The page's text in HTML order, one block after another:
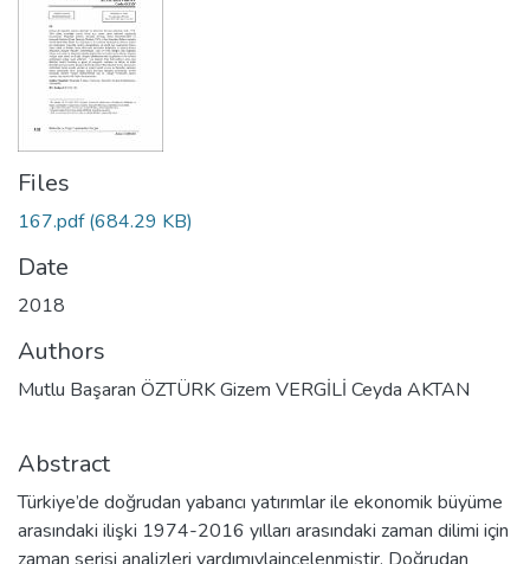
Files
167.pdf(684.29 KB)
Date
2018
Authors
Mutlu Başaran ÖZTÜRK Gizem VERGİLİ Ceyda AKTAN
Abstract
Türkiye’de doğrudan yabancı yatırımlar ile ekonomik büyüme
arasındaki ilişki 1974-2016 yılları arasındaki zaman dilimi için